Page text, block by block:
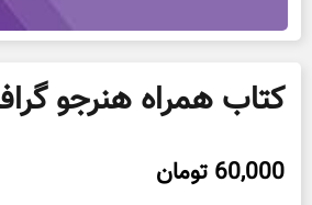
کتاب همراه هنرجو
60,000 تومان